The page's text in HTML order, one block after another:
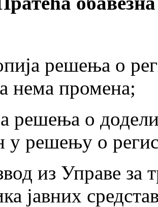
решења о
нема промена;
решења о
у решењу о
из Управе за
јавних